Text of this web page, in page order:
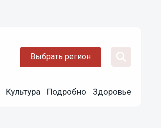
Выбрать регион
Культура Подробно Здоровье